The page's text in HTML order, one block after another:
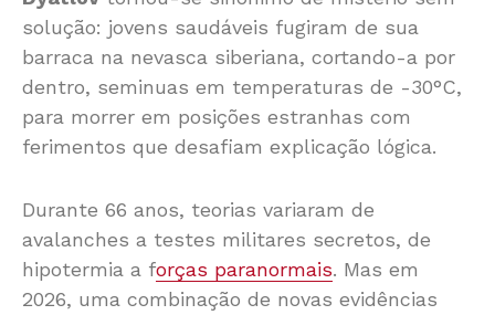
solução: jovens saudáveis fugiram de sua
barraca na nevasca siberiana, cortando-a por
dentro, seminuas em temperaturas de -30°C,
para morrer em posições estranhas com
ferimentos que desafiam explicação lógica.
Durante 66 anos, teorias variaram de
avalanches a testes militares secretos, de
hipotermia a forças paranormais. Mas em
2026, uma combinação de novas evidências